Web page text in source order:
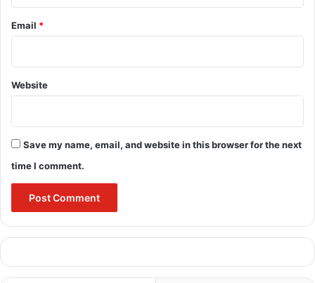
Email *
Website
Save my name, email, and website in this browser for the next
time I comment.